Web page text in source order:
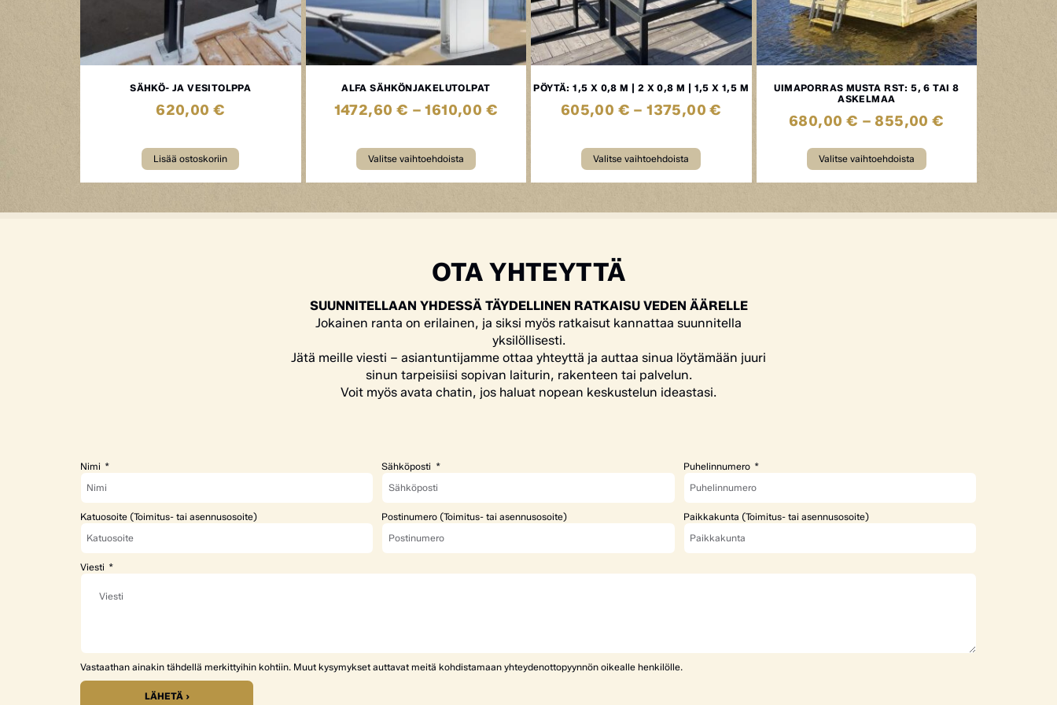
SÄHKÖ- JA VESITOLPPA
620,00 €
Lisää ostoskoriin
ALFA SÄHKÖNJAKELUTOLPAT
1472,60 € – 1610,00 €
Valitse vaihtoehdoista
PÖYTÄ: 1,5 X 0,8 M | 2 X 0,8 M | 1,5 X 1,5 M
605,00 € – 1375,00€
Valitse vaihtoehdoista
UIMAPORRAS MUSTA RST: 5, 6 TAI 8
ASKELMAA
680,00 € – 855,00€
Valitse vaihtoehdoista
OTA YHTEYTTÄ
SUUNNITELLAAN YHDESSÄ TÄYDELLINEN RATKAISU VEDEN ÄÄRELLE
Jokainen ranta on erilainen, ja siksi myös ratkaisut kannattaa suunnitella
yksilöllisesti.
Jätä meille viesti – asiantuntijamme ottaa yhteyttä ja auttaa sinua löytämään juuri
sinun tarpeisiisi sopivan laiturin, rakenteen tai palvelun.
Voit myös avata chatin, jos haluat nopean keskustelun ideastasi.
Nimi Sähköposti Puhelinnumero
Katuosoite (Toimitus- tai asennusosoite) Postinumero (Toimitus- tai asennusosoite) Paikkakunta (Toimitus- tai asennusosoite)
Viesti
Vastaathan ainakin tähdellä merkittyihin kohtiin. Muut kysymykset auttavat meitä kohdistamaan yhteydenottopyynnön oikealle henkilölle.
LÄHETÄ ›